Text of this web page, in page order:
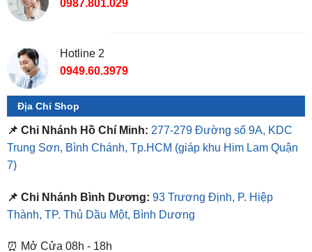
Địa Chỉ Shop
📌 Chi Nhánh Hồ Chí Minh: 277-279 Đường số 9A, KDC
Trung Sơn, Bình Chánh, Tp.HCM
7)
📌 Chi Nhánh Bình Dương:
⏰ Mở Cửa 08h - 18h
❤️ Dịch vụ làm xe tận nơi tại Sài Gòn, Bình Dương và các